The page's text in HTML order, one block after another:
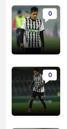
0
0